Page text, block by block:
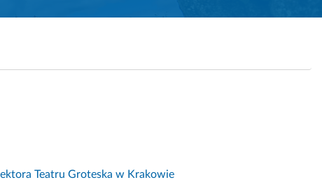
Teatru Groteska w Krakowie